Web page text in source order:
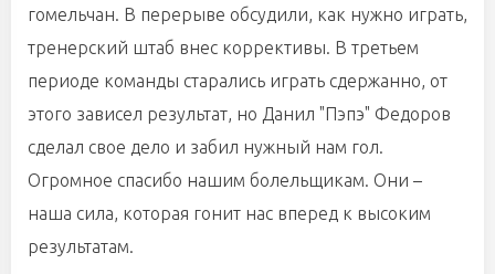
гомельчан. В перерыве обсудили, как нужно играть,
тренерский штаб внес коррективы. В третьем
периоде команды старались играть сдержанно, от
этого зависел результат, но Данил "Пэпэ" Федоров
сделал свое дело и забил нужный нам гол.
Огромное спасибо нашим болельщикам. Они –
наша сила, которая гонит нас вперед к высоким
результатам.